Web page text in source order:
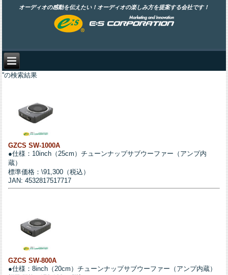
オーディオの感動を伝えたい！オーディオの楽しみ方を提案する会社です！
''の検索結果
GZCS SW-1000A
●仕様：10inch（25cm）チューンナップサブウーファー（アンプ内
蔵）
標準価格：\91,300（税込）
JAN: 4532817517717
GZCS SW-800A
●仕様：8inch（20cm）チューンナップサブウーファー（アンプ内蔵）